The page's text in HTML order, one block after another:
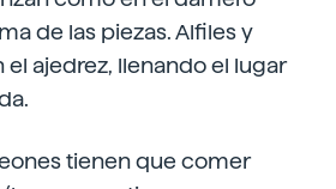
de las piezas. Alfiles y
ajedrez, llenando el lugar
tienen que comer